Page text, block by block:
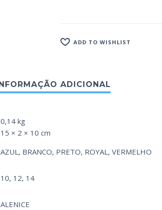
ADD TO WISHLIST
0,14 kg
15 × 2 × 10 cm
AZUL, BRANCO, PRETO, ROYAL, VERMELHO
10, 12, 14
ALENICE